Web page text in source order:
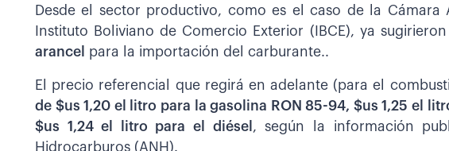
Desde el sector productivo, como es el caso de la Cámara
Instituto Boliviano de Comercio Exterior (IBCE), ya
arancel
para la importación del carburante..
El precio referencial que regirá en adelante (para el
de $us 1,20 el litro para la gasolina RON 85-94, $us 1,25 el
$us 1,24 el litro para el diésel , según la información
Hidrocarburos (ANH).